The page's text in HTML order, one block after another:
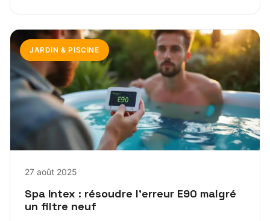
JARDIN & PISCINE
27 août 2025
Spa Intex : résoudre l’erreur E90 malgré
un filtre neuf